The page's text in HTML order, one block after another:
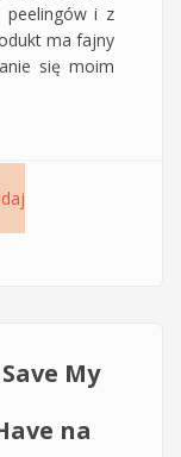
peelingów i z
ma fajny
się moim
peeling
z czystkiem i
My
na